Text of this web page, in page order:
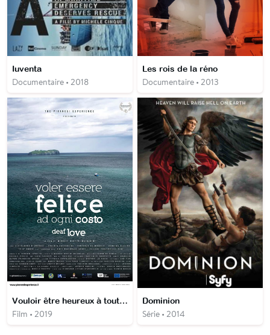
Iuventa
Documentaire • 2018
Les rois de la réno
Documentaire • 2013
Vouloir être heureux à tout prix
Film • 2019
Dominion
Série • 2014